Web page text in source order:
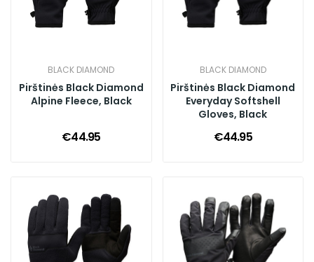
BLACK DIAMOND
Pirštinės Black Diamond
Alpine Fleece, Black
€44.95
BLACK DIAMOND
Pirštinės Black Diamond
Everyday Softshell
Gloves, Black
€44.95